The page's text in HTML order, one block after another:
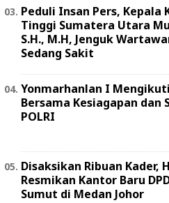
Peduli Insan Pers, Kepala
Tinggi Sumatera Utara
S.H., M.H, Jenguk
Sedang Sakit
Yonmarhanlan I
Bersama Kesiagapan dan
POLRI
Disaksikan Ribuan Kader,
Resmikan Kantor Baru
Sumut di Medan Johor